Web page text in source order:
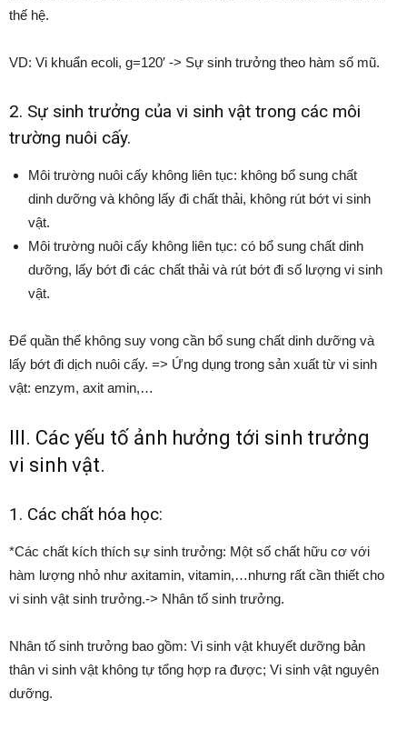
thế hệ.
VD: Vi khuẩn ecoli, g=120′ -> Sự sinh trưởng theo hàm số mũ.
2. Sự sinh trưởng của vi sinh vật trong các môi
trường nuôi cấy.
Môi trường nuôi cấy không liên tục: không bổ sung chất
dinh dưỡng và không lấy đi chất thải, không rút bớt vi sinh
vật.
Môi trường nuôi cấy không liên tục: có bổ sung chất dinh
dưỡng, lấy bớt đi các chất thải và rút bớt đi số lượng vi sinh
vật.
Để quần thể không suy vong cần bổ sung chất dinh dưỡng và
lấy bớt đi dịch nuôi cấy. => Ứng dụng trong sản xuất từ vi sinh
vật: enzym, axit amin,…
III. Các yếu tố ảnh hưởng tới sinh trưởng
vi sinh vật.
1. Các chất hóa học:
*Các chất kích thích sự sinh trưởng: Một số chất hữu cơ với
hàm lượng nhỏ như axitamin, vitamin,…nhưng rất cần thiết cho
vi sinh vật sinh trưởng.-> Nhân tố sinh trưởng.
Nhân tố sinh trưởng bao gồm: Vi sinh vật khuyết dưỡng bản
thân vi sinh vật không tự tổng hợp ra được; Vi sinh vật nguyên
dưỡng.